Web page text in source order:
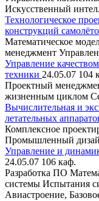
Искусственный
Технологическое
конструкций
Математическое
менеджмент
Управление
техники 24.05.07 104
Проектный
жизненным циклом
Вычислительная и
летательных
Комплексное
Промышленный
Управление и
24.05.07 106 каф.
Разработка ПО
системы Испытания
Авиастроение,